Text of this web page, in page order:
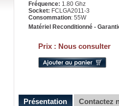
Fréquence: 1.80 Ghz
Socket: FCLGA2011-3
Consommation: 55W
Matériel Reconditionné -
Prix : Nous consulter
Présentation Contactez